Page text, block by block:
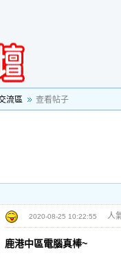
流區 查看帖子
2020-08-25 10:22:55 人
鹿港中區電腦真棒~